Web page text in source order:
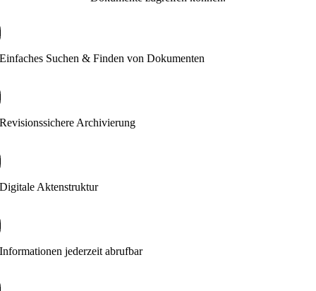
Einfaches Suchen & Finden von Dokumenten
Revisionssichere Archivierung
Digitale Aktenstruktur
Informationen jederzeit abrufbar